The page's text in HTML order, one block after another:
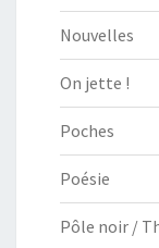
Nouvelles
On jette !
Poches
Poésie
Pôle noir /